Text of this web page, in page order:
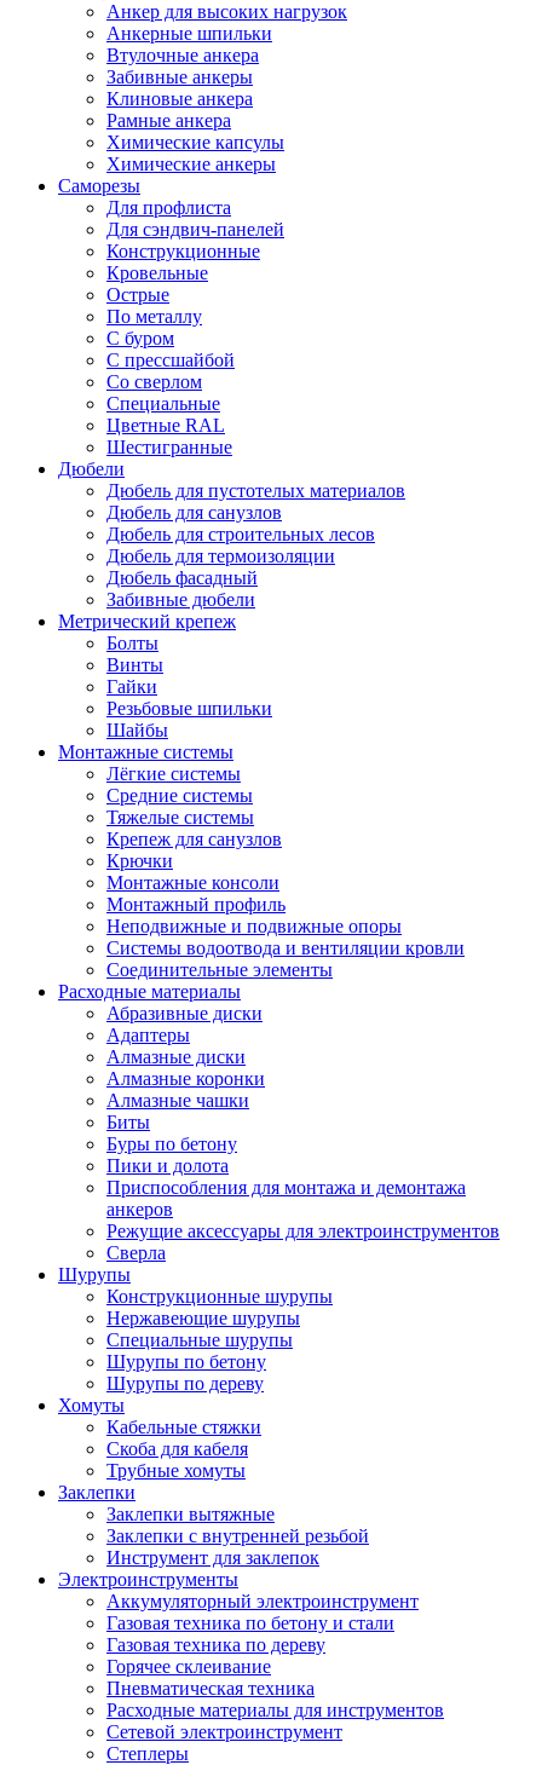
Анкер для высоких нагрузок
Анкерные шпильки
Втулочные анкера
Забивные анкеры
Клиновые анкера
Рамные анкера
Химические капсулы
Химические анкеры
Саморезы
Для профлиста
Для сэндвич-панелей
Конструкционные
Кровельные
Острые
По металлу
С буром
С прессшайбой
Со сверлом
Специальные
Цветные RAL
Шестигранные
Дюбели
Дюбель для пустотелых материалов
Дюбель для санузлов
Дюбель для строительных лесов
Дюбель для термоизоляции
Дюбель фасадный
Забивные дюбели
Метрический крепеж
Болты
Винты
Гайки
Резьбовые шпильки
Шайбы
Монтажные системы
Лёгкие системы
Средние системы
Тяжелые системы
Крепеж для санузлов
Крючки
Монтажные консоли
Монтажный профиль
Неподвижные и подвижные опоры
Системы водоотвода и вентиляции кровли
Соединительные элементы
Расходные материалы
Абразивные диски
Адаптеры
Алмазные диски
Алмазные коронки
Алмазные чашки
Биты
Буры по бетону
Пики и долота
Приспособления для монтажа и демонтажа
анкеров
Режущие аксессуары для электроинструментов
Сверла
Шурупы
Конструкционные шурупы
Нержавеющие шурупы
Специальные шурупы
Шурупы по бетону
Шурупы по дереву
Хомуты
Кабельные стяжки
Скоба для кабеля
Трубные хомуты
Заклепки
Заклепки вытяжные
Заклепки с внутренней резьбой
Инструмент для заклепок
Электроинструменты
Аккумуляторный электроинструмент
Газовая техника по бетону и стали
Газовая техника по дереву
Горячее склеивание
Пневматическая техника
Расходные материалы для инструментов
Сетевой электроинструмент
Степлеры